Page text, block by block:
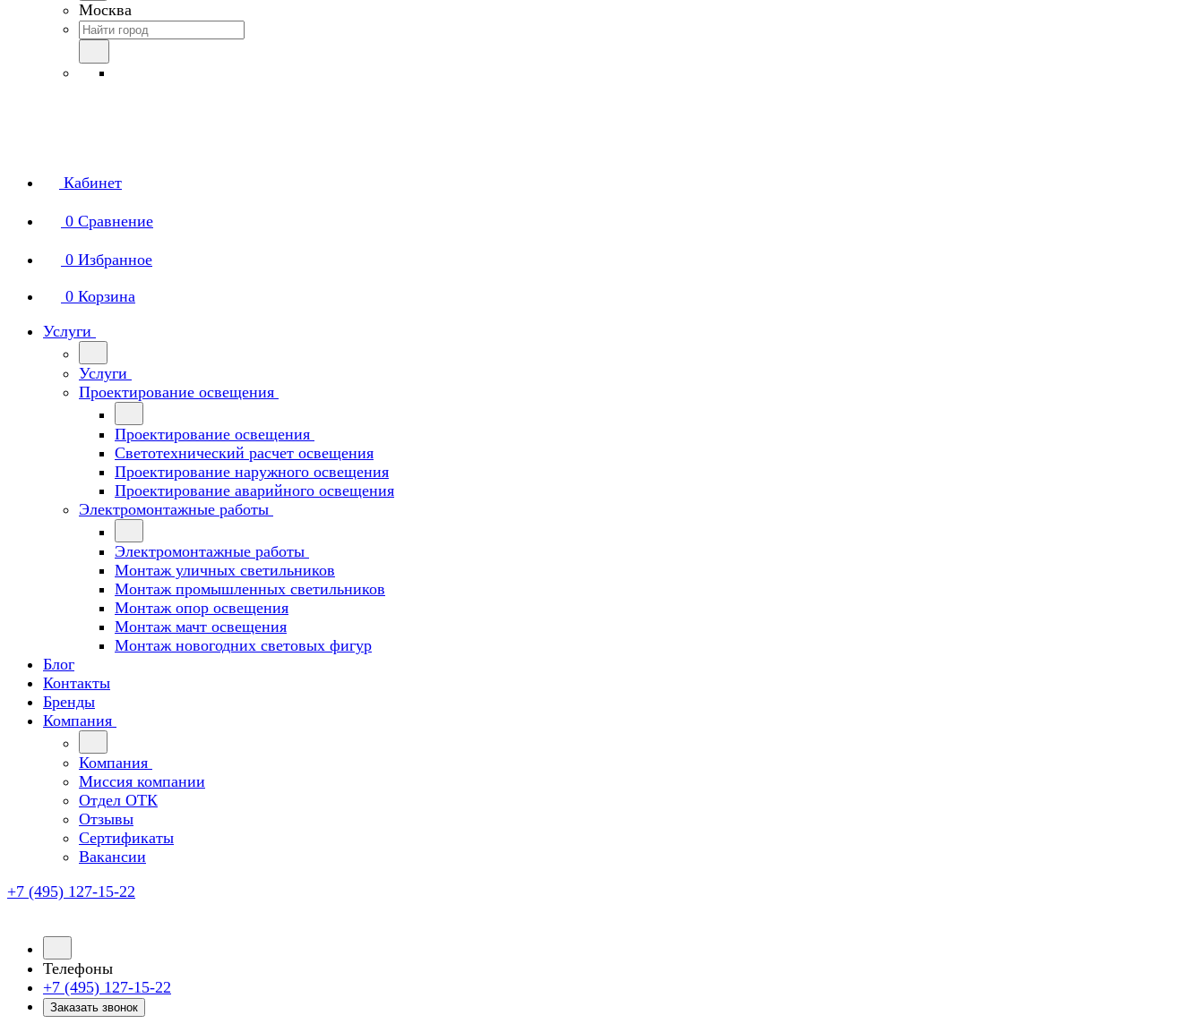
Москва
Кабинет
0 Сравнение
0 Избранное
0 Корзина
Услуги
Услуги
Проектирование освещения
Проектирование освещения
Светотехнический расчет освещения
Проектирование наружного освещения
Проектирование аварийного освещения
Электромонтажные работы
Электромонтажные работы
Монтаж уличных светильников
Монтаж промышленных светильников
Монтаж опор освещения
Монтаж мачт освещения
Монтаж новогодних световых фигур
Блог
Контакты
Бренды
Компания
Компания
Миссия компании
Отдел ОТК
Отзывы
Сертификаты
Вакансии
+7 (495) 127-15-22
Телефоны
+7 (495) 127-15-22
Заказать звонок